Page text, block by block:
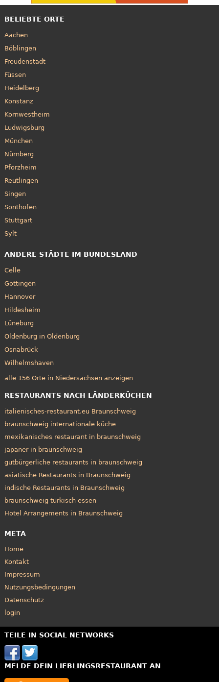
BELIEBTE ORTE
Aachen
Böblingen
Freudenstadt
Füssen
Heidelberg
Konstanz
Kornwestheim
Ludwigsburg
München
Nürnberg
Pforzheim
Reutlingen
Singen
Sonthofen
Stuttgart
Sylt
ANDERE STÄDTE IM BUNDESLAND
Celle
Göttingen
Hannover
Hildesheim
Lüneburg
Oldenburg in Oldenburg
Osnabrück
Wilhelmshaven
alle 156 Orte in Niedersachsen anzeigen
RESTAURANTS NACH LÄNDERKÜCHEN
italienisches-restaurant.eu Braunschweig
braunschweig internationale küche
mexikanisches restaurant in braunschweig
japaner in braunschweig
gutbürgerliche restaurants in braunschweig
asiatische Restaurants in Braunschweig
indische Restaurants in Braunschweig
braunschweig türkisch essen
Hotel Arrangements in Braunschweig
META
Home
Kontakt
Impressum
Nutzungsbedingungen
Datenschutz
login
TEILE IN SOCIAL NETWORKS
MELDE DEIN LIEBLINGSRESTAURANT AN